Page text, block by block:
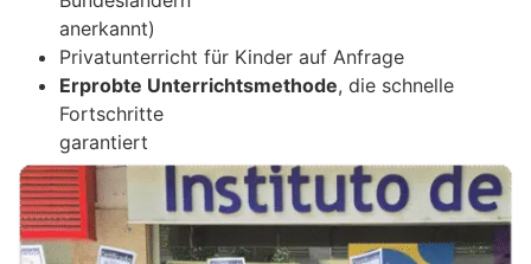
anerkannt)
Privatunterricht für Kinder auf Anfrage
Erprobte Unterrichtsmethode, die schnelle
Fortschritte
garantiert